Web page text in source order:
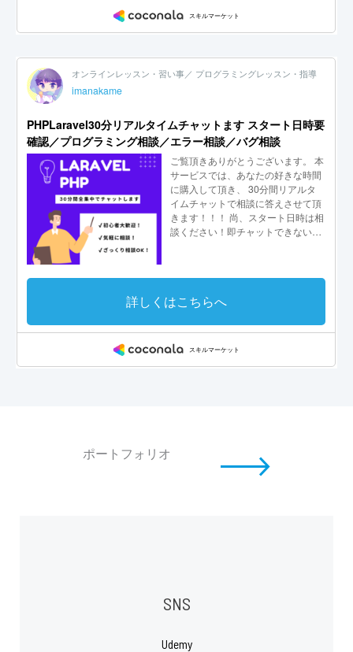
ポートフォリオ
SNS
Udemy